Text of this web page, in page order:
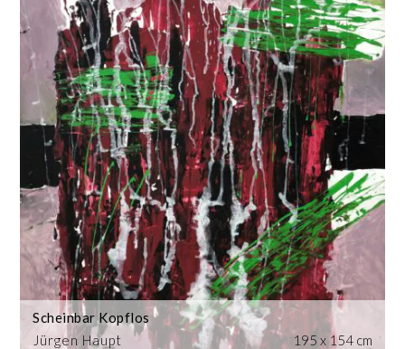
Jürgen Haupt
Scheinbar Kopflos
195 x 154 cm